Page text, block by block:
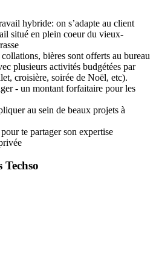
hybride: on s’adapte au client
situé en plein coeur du vieux-
bières sont offerts au bureau
plusieurs activités budgétées par
croisière, soirée de Noël, etc).
- un montant forfaitaire pour les
au sein de beaux projets à
te partager son expertise
Techso